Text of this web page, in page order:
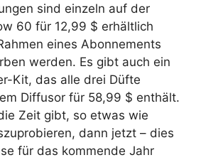
sind einzeln auf der
60 für 12,99 $ erhältlich
eines Abonnements
werden. Es gibt auch ein
Kit, das alle drei Düfte
Diffusor für 58,99 $ enthält.
Zeit gibt, so etwas wie
dann jetzt – dies
für das kommende Jahr